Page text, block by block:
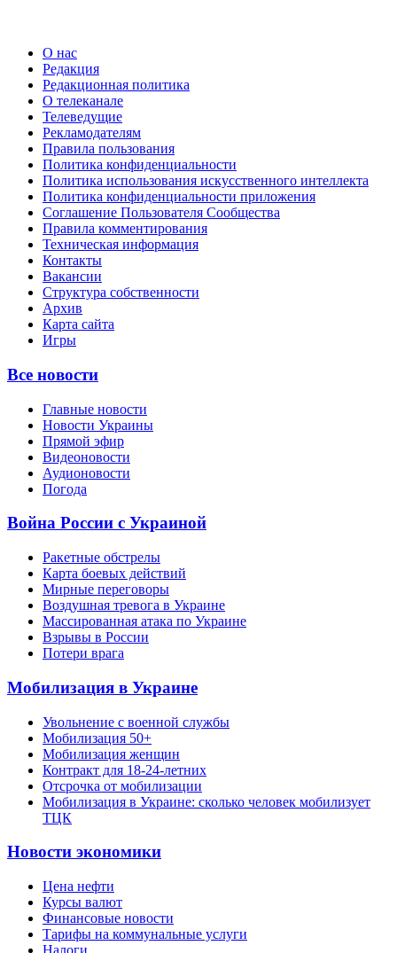
О нас
Редакция
Редакционная политика
О телеканале
Телеведущие
Рекламодателям
Правила пользования
Политика конфиденциальности
Политика использования искусственного интеллекта
Политика конфиденциальности приложения
Соглашение Пользователя Сообщества
Правила комментирования
Техническая информация
Контакты
Вакансии
Структура собственности
Архив
Карта сайта
Игры
Все новости
Главные новости
Новости Украины
Прямой эфир
Видеоновости
Аудионовости
Погода
Война России с Украиной
Ракетные обстрелы
Карта боевых действий
Мирные переговоры
Воздушная тревога в Украине
Массированная атака по Украине
Взрывы в России
Потери врага
Мобилизация в Украине
Увольнение с военной службы
Мобилизация 50+
Мобилизация женщин
Контракт для 18-24-летних
Отсрочка от мобилизации
Мобилизация в Украине: сколько человек мобилизует
ТЦК
Новости экономики
Цена нефти
Курсы валют
Финансовые новости
Тарифы на коммунальные услуги
Налоги